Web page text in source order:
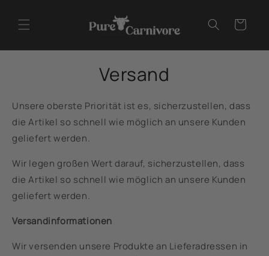
Inhalt
Warenkorb
Versand
Unsere oberste Priorität ist es, sicherzustellen, dass
die Artikel so schnell wie möglich an unsere Kunden
geliefert werden.
Wir legen großen Wert darauf, sicherzustellen, dass
die Artikel so schnell wie möglich an unsere Kunden
geliefert werden.
Versandinformationen
Wir versenden unsere Produkte an Lieferadressen in